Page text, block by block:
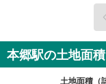
本郷駅の土地面
土地面積（